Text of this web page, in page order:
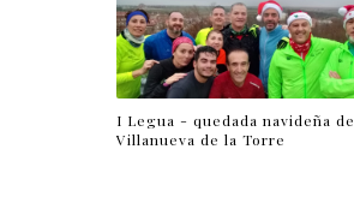
I Legua - quedada navideña de
Villanueva de la Torre